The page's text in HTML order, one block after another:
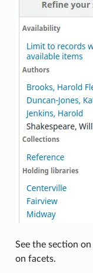
See the section on
on facets.